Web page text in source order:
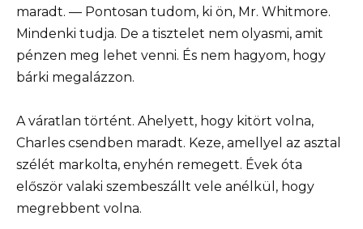
maradt. — Pontosan tudom, ki ön, Mr. Whitmore.
Mindenki tudja. De a tisztelet nem olyasmi, amit
pénzen meg lehet venni. És nem hagyom, hogy
bárki megalázzon.
A váratlan történt. Ahelyett, hogy kitört volna,
Charles csendben maradt. Keze, amellyel az asztal
szélét markolta, enyhén remegett. Évek óta
először valaki szembeszállt vele anélkül, hogy
megrebbent volna.